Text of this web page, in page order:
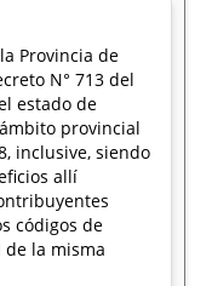
Provincia de
N° 713 del
estado de
provincial
inclusive, siendo
allí
códigos de
de la misma